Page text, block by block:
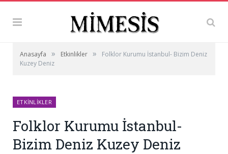
Anasayfa » Etkinlikler »
Folklor Kurumu İstanbul- Bizim Deniz
Kuzey Deniz
ETKINLIKLER
Folklor Kurumu İstanbul-
Bizim Deniz Kuzey Deniz